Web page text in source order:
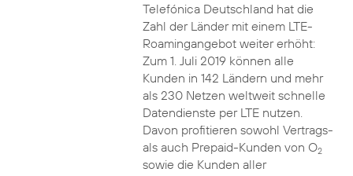
Telefónica Deutschland hat die
Zahl der Länder mit einem LTE-
Roamingangebot weiter erhöht:
Zum 1. Juli 2019 können alle
Kunden in 142 Ländern und mehr
als 230 Netzen weltweit schnelle
Datendienste per LTE nutzen.
Davon profitieren sowohl Vertrags-
als auch Prepaid-Kunden von O2
sowie die Kunden aller